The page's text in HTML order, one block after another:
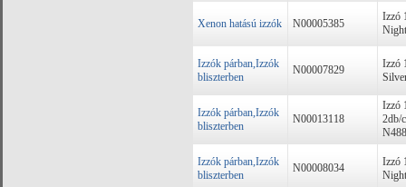
Xenon hatású izzók N00005385
Izzó
Izzók párban,Izzók
bliszterben
N00007829
Izzó
Izzók párban,Izzók
bliszterben
N00013118
Izzó
2db/
Izzók párban,Izzók
bliszterben
N00008034
Izzó